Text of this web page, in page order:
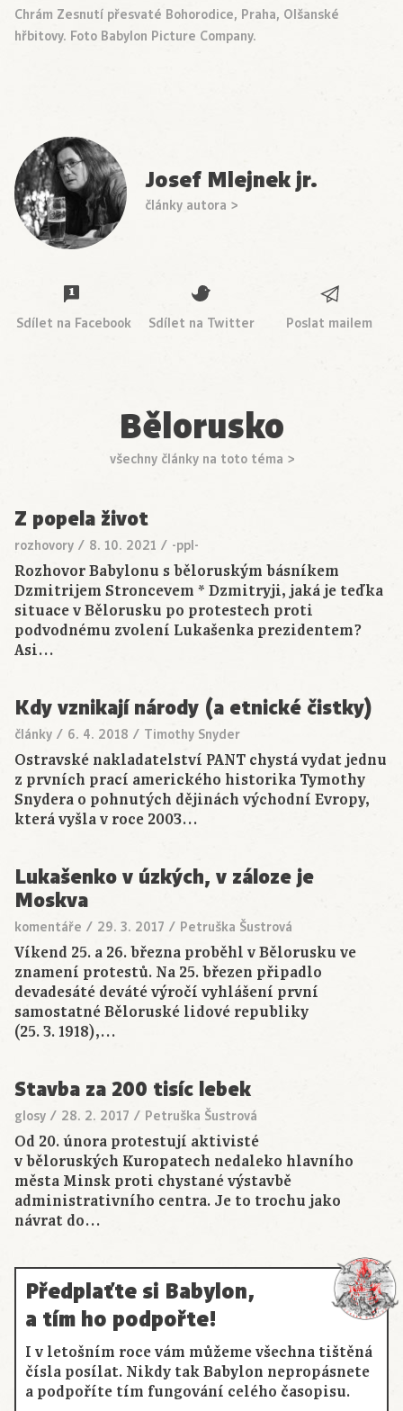
Chrám Zesnutí přesvaté Bohorodice, Praha, Olšanské
hřbitovy. Foto Babylon Picture Company.
Josef Mlejnek jr.
články autora >
Sdílet na Facebook Sdílet na Twitter Poslat mailem
Bělorusko
všechny články na toto téma >
Z popela život
rozhovory / 8. 10. 2021 / -ppl-
Rozhovor Babylonu s běloruským básníkem
Dzmitrijem Stroncevem * Dzmitryji, jaká je teďka
situace v Bělorusku po protestech proti
podvodnému zvolení Lukašenka prezidentem?
Asi…
Kdy vznikají národy (a etnické čistky)
články / 6. 4. 2018 / Timothy Snyder
Ostravské nakladatelství PANT chystá vydat jednu
z prvních prací amerického historika Tymothy
Snydera o pohnutých dějinách východní Evropy,
která vyšla v roce 2003…
Lukašenko v úzkých, v záloze je
Moskva
komentáře / 29. 3. 2017 / Petruška Šustrová
Víkend 25. a 26. března proběhl v Bělorusku ve
znamení protestů. Na 25. březen připadlo
devadesáté deváté výročí vyhlášení první
samostatné Běloruské lidové republiky
(25. 3. 1918),…
Stavba za 200 tisíc lebek
glosy / 28. 2. 2017 / Petruška Šustrová
Od 20. února protestují aktivisté
v běloruských Kuropatech nedaleko hlavního
města Minsk proti chystané výstavbě
administrativního centra. Je to trochu jako
návrat do…
Předplaťte si Babylon,
a tím ho podpořte!
I v letošním roce vám můžeme všechna tištěná
čísla posílat. Nikdy tak Babylon nepropásnete
a podpoříte tím fungování celého časopisu.